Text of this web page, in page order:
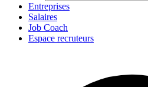
Entreprises
Salaires
Job Coach
Espace recruteurs